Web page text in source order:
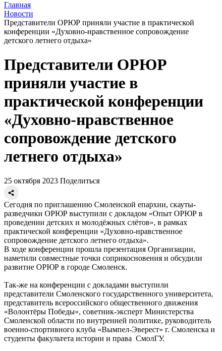
Главная
Новости
Представители ОРЮР приняли участие в практической
конференции «Духовно-нравственное сопровождение
детского летнего отдыха»
Представители ОРЮР
приняли участие в
практической конференции
«Духовно-нравственное
сопровождение детского
летнего отдыха»
25 октября 2023 Поделиться
Сегодня по приглашению Смоленской епархии, скауты-
разведчики ОРЮР выступили с докладом «Опыт ОРЮР в
проведении детских и молодёжных слётов», в рамках
практической конференции «Духовно-нравственное
сопровождение детского летнего отдыха».
В ходе конференции прошла презентация Организации,
наметили совместные точки соприкосновения и обсудили
развитие ОРЮР в городе Смоленск.
Так-же на конференции с докладами выступили
представители Смоленского государственного университета,
представитель всероссийского общественного движения
«Волонтёры Победы», советник-эксперт Министерства
Смоленской области по внутренней политике, руководитель
военно-спортивного клуба «Вымпел-Эверест» г. Смоленска и
студенты факультета истории и права СмолГУ.